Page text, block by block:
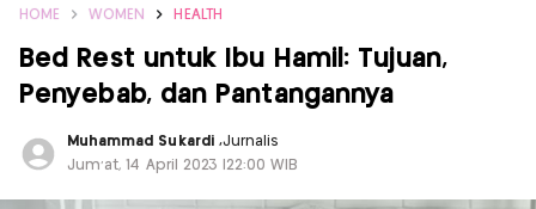
HOME WOMEN HEALTH
Bed Rest untuk Ibu Hamil: Tujuan,
Penyebab, dan Pantangannya
Muhammad Sukardi ,Jurnalis
Jum'at, 14 April 2023 |22:00 WIB